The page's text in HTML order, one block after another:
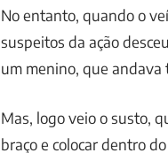
No entanto, quando o
suspeitos da ação
um menino, que
Mas, logo veio o susto,
braço e colocar dentro